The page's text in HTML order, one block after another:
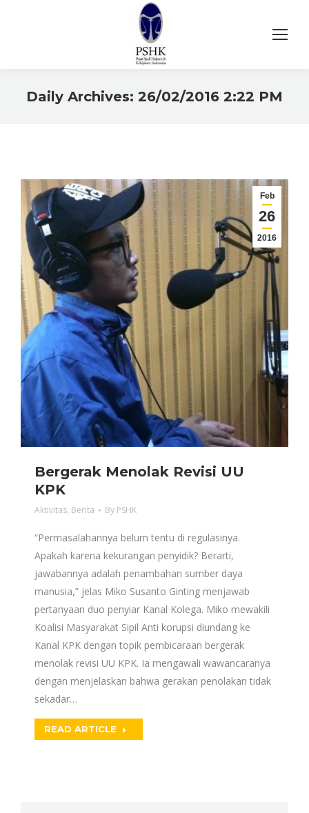
Daily Archives: 26/02/2016 2:22 PM
Feb
26
2016
Bergerak Menolak Revisi UU
KPK
Aktivitas, Berita By PSHK
“Permasalahannya belum tentu di regulasinya.
Apakah karena kekurangan penyidik? Berarti,
jawabannya adalah penambahan sumber daya
manusia,” jelas Miko Susanto Ginting menjawab
pertanyaan duo penyiar Kanal Kolega. Miko mewakili
Koalisi Masyarakat Sipil Anti korupsi diundang ke
Kanal KPK dengan topik pembicaraan bergerak
menolak revisi UU KPK. Ia mengawali wawancaranya
dengan menjelaskan bahwa gerakan penolakan tidak
sekadar…
READ ARTICLE